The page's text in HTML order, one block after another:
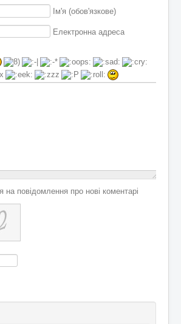
Ім'я (обов'язкове)
Електронна адреса
на повідомлення про нові коментарі